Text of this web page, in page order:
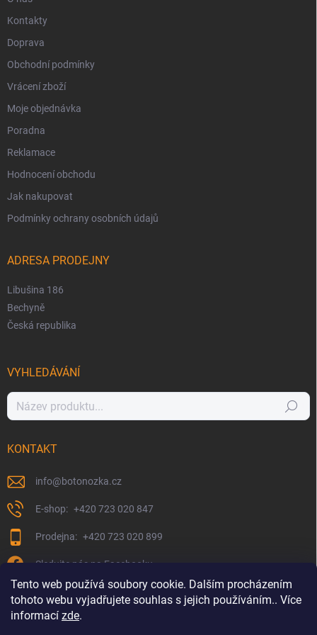
Tento web používá soubory cookie. Dalším procházením
tohoto webu vyjadřujete souhlas s jejich používáním.. Více
informací zde.
Kontakty
Doprava
Obchodní podmínky
Vrácení zboží
Moje objednávka
Poradna
Reklamace
Hodnocení obchodu
Jak nakupovat
Podmínky ochrany osobních údajů
ADRESA PRODEJNY
Libušina 186
Bechyně
Česká republika
VYHLEDÁVÁNÍ
Hledat
KONTAKT
info@botonozka.cz
+420 723 020 847
+420 723 020 899
Sledujte nás na Facebooku